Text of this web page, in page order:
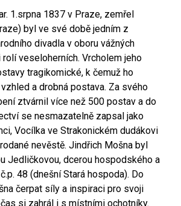
1.srpna 1837 v Praze, zemřel
byl ve své době jedním z
divadla v oboru vážných
veseloherních. Vrcholem jeho
tragikomické, k čemuž ho
a drobná postava. Za svého
ztvárnil více než 500 postav a do
se nesmazatelně zapsal jako
Vocílka ve Strakonickém dudákovi
nevěstě. Jindřich Mošna byl
Jedličkovou, dcerou hospodského a
48 (dnešní Stará hospoda). Do
čerpat síly a inspiraci pro svoji
si zahrál i s místními ochotníky.